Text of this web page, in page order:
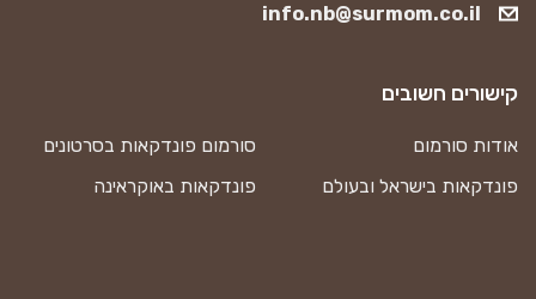
info.nb@surmom.co.il
קישורים חשובים
אודות סורמום
סורמום פונדקאות בסרטונים
פונדקאות בישראל ובעולם
פונדקאות באוקראינה